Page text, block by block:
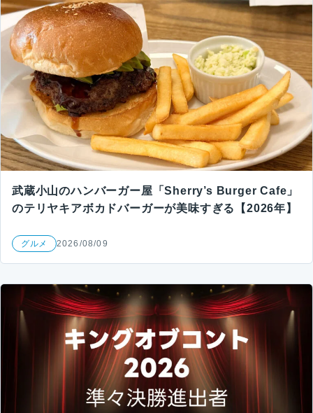
武蔵小山のハンバーガー屋「Sherry’s Burger Cafe」
のテリヤキアボカドバーガーが美味すぎる【2026年】
グルメ 2026/08/09